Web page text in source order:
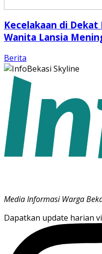
Kecelakaan di Dekat
Wanita Lansia
Berita
Media Informasi Warga
Dapatkan update harian